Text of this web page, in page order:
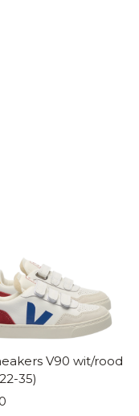
V90 wit/rood
35)